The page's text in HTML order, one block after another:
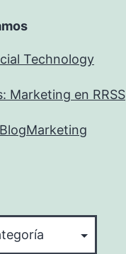
Technology
Marketing en RRSS